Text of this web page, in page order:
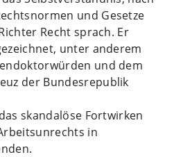
und Gesetze
Recht sprach. Er
unter anderem
und dem
der Bundesrepublik
skandalöse Fortwirken
in